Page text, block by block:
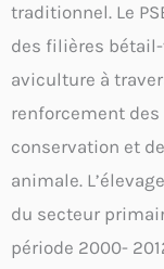
traditionnel. Le
des filières
aviculture à
renforcement
conservation et
animale.
du secteur
période 2000-